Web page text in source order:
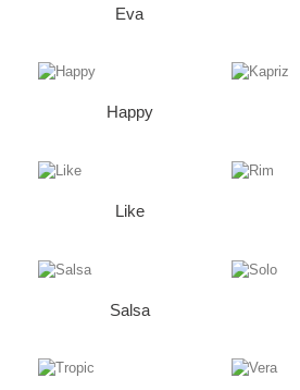
Eva
Happy
Like
Salsa